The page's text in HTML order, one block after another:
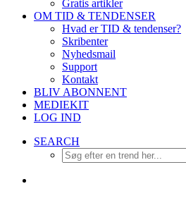
Gratis artikler
OM TID & TENDENSER
Hvad er TID & tendenser?
Skribenter
Nyhedsmail
Support
Kontakt
BLIV ABONNENT
MEDIEKIT
LOG IND
SEARCH